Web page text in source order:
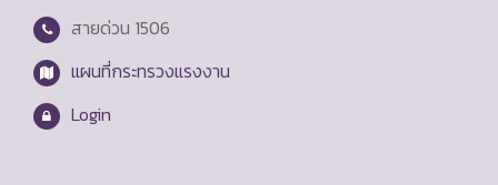
สายด่วน 1506
แผนที่กระทรวงแรงงาน
Login